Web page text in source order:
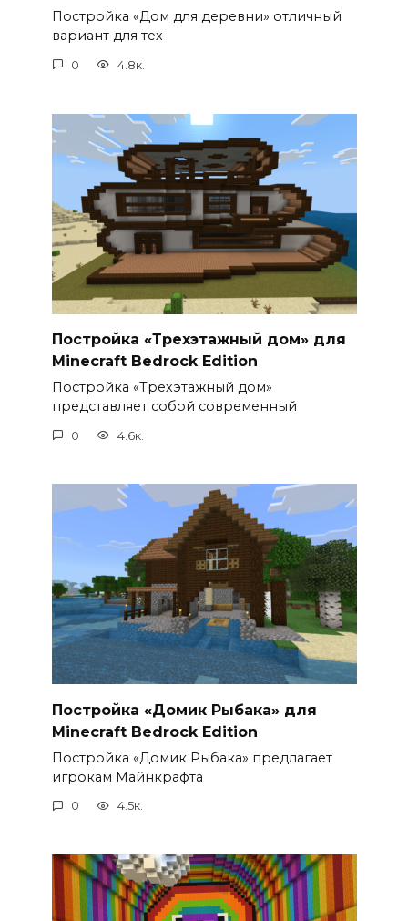
Постройка «Дом для деревни» отличный
вариант для тех
0 4.8к.
Постройка «Трехэтажный дом» для
Minecraft Bedrock Edition
Постройка «Трехэтажный дом»
представляет собой современный
0 4.6к.
Постройка «Домик Рыбака» для
Minecraft Bedrock Edition
Постройка «Домик Рыбака» предлагает
игрокам Майнкрафта
0 4.5к.